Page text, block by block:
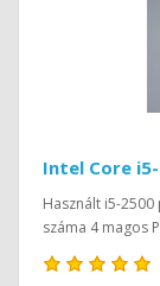
Intel Core i5-
Használt i5-
száma 4 magos